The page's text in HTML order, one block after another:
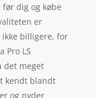
dig og købe
er
billigere, for
Pro LS
det meget
kendt blandt
og nyder